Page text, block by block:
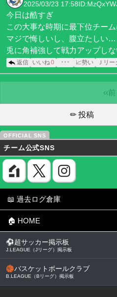
2025/03/23 17:58
今日は酷すぎ
この大事な時期に最下位チー
マジで悔しいし、腹立たしい…
兎に角補強して戦力アップし
返信 いいね 0 ･･･ 📈勢い Ｊリ
‹‹前
✏ 投稿
チーム公式SNS
📖 過去ログ倉庫
🏠 HOME
⚽超サッカー掲示板
J.LEAGUE（Jリーグ）掲示板
🏀バスケットボールクラブ
B.LEAGUE（Bリーグ）掲示板